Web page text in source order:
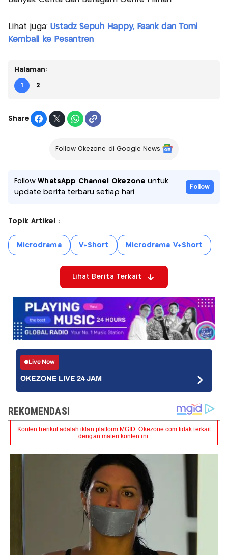
Lihat juga: Ustadz Sepuh Happy, Faank dan Tomi
Kembali ke Pesantren
Halaman:
1 2
Share
Follow Okezone di Google News
FollowWhatsApp Channel Okezone untuk
update berita terbaru setiap hari
Follow
Topik Artikel :
Microdrama V+Short Microdrama V+Short
Lihat Berita Terkait
Live Now
OKEZONE LIVE 24 JAM